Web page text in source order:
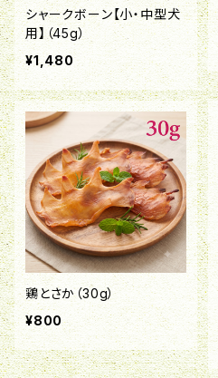
シャークボーン【小・中型犬
用】（45g）
¥1,480
鶏とさか（30g）
¥800